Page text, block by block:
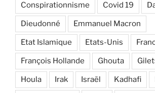
Conspirationnisme Covid 19
Dieudonné Emmanuel Macron
Etat Islamique Etats-Unis
François Hollande Ghouta
Houla Irak Israël Kadhafi